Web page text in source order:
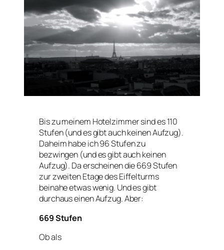
Bis zu meinem Hotelzimmer sind es 110
Stufen (und es gibt auch keinen Aufzug).
Daheim habe ich 96 Stufen zu
bezwingen (und es gibt auch keinen
Aufzug). Da erscheinen die 669 Stufen
zur zweiten Etage des Eiffelturms
beinahe etwas wenig. Und es gibt
durchaus einen Aufzug. Aber:
669 Stufen
Ob als